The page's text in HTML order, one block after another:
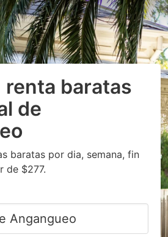
renta baratas
de
baratas por dia, semana, fin
de $277.